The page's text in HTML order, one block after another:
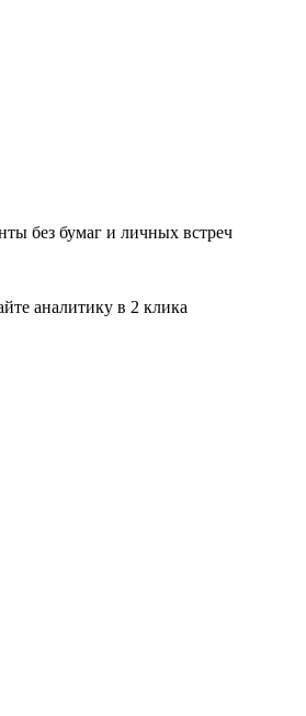
без бумаг и личных встреч
аналитику в 2 клика